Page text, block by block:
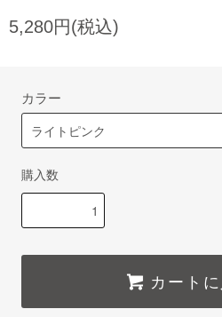
5,280円(税込)
カラー
購入数
カート